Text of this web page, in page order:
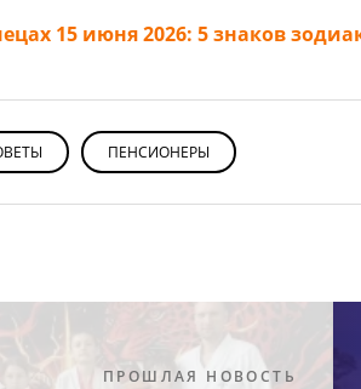
15 июня 2026: 5 знаков
ПЕНСИОНЕРЫ
ПРОШЛАЯ НОВОСТЬ